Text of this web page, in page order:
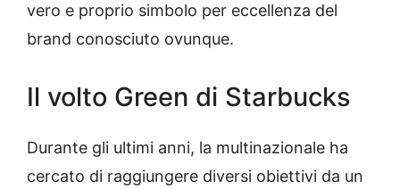
vero e proprio simbolo per eccellenza del
brand conosciuto ovunque.
Il volto Green di Starbucks
Durante gli ultimi anni, la multinazionale ha
cercato di raggiungere diversi obiettivi da un